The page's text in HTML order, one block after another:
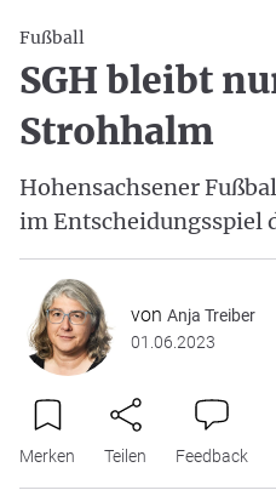
Fußball
SGH bleibt
Strohhalm
Hohensachsener
im Entscheidungsspiel
von Anja Treiber
01.06.2023
Merken Teilen Feedback